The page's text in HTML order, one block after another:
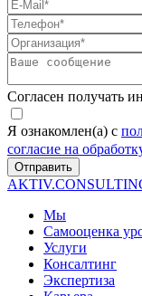
Согласен получать
Я ознакомлен(а) с
согласие на
Отправить
Мы
Самооценка
Услуги
Консалтинг
Экспертиза